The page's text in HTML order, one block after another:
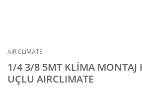
AIR CLIMATE
1/4 3/8 5MT KLİMA MONTAJ
UÇLU AIRCLIMATE